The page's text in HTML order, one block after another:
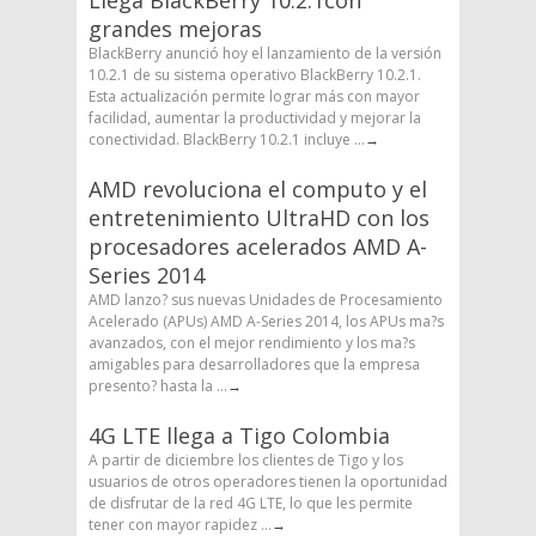
grandes mejoras
BlackBerry anunció hoy el lanzamiento de la versión
10.2.1 de su sistema operativo BlackBerry 10.2.1.
Esta actualización permite lograr más con mayor
facilidad, aumentar la productividad y mejorar la
conectividad. BlackBerry 10.2.1 incluye ...→
AMD revoluciona el computo y el
entretenimiento UltraHD con los
procesadores acelerados AMD A-
Series 2014
AMD lanzo? sus nuevas Unidades de Procesamiento
Acelerado (APUs) AMD A-Series 2014, los APUs ma?s
avanzados, con el mejor rendimiento y los ma?s
amigables para desarrolladores que la empresa
presento? hasta la ...→
4G LTE llega a Tigo Colombia
A partir de diciembre los clientes de Tigo y los
usuarios de otros operadores tienen la oportunidad
de disfrutar de la red 4G LTE, lo que les permite
tener con mayor rapidez ...→